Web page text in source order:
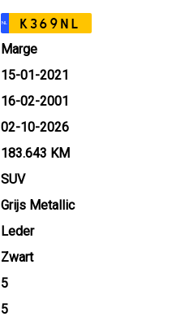
NL K369NL
Marge
15-01-2021
16-02-2001
02-10-2026
183.643 KM
SUV
Grijs Metallic
Leder
Zwart
5
5